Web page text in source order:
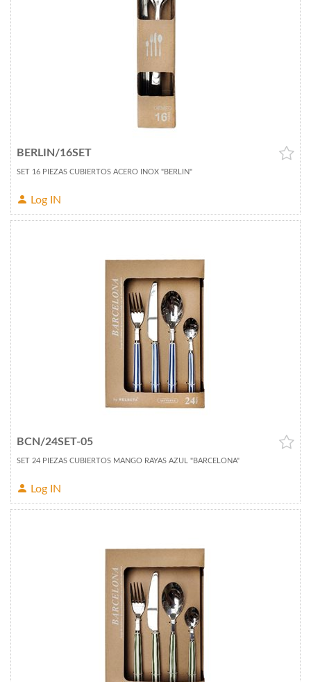
BERLIN/16SET
SET 16 PIEZAS CUBIERTOS ACERO INOX "BERLIN"
Log IN
BCN/24SET-05
SET 24 PIEZAS CUBIERTOS MANGO RAYAS AZUL "BARCELONA"
Log IN